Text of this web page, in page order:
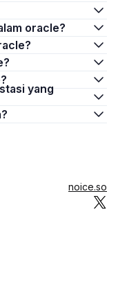
oracle?
noice.so